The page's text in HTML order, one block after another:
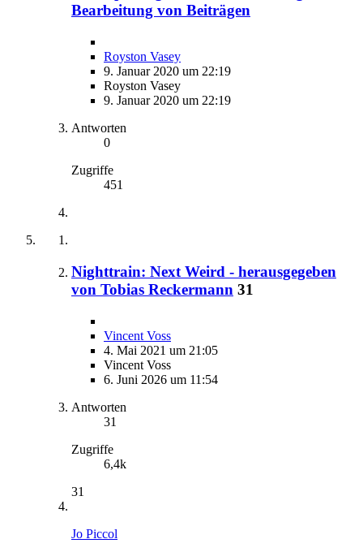
Bearbeitung von Beiträgen
Royston Vasey
9. Januar 2020 um 22:19
Royston Vasey
9. Januar 2020 um 22:19
Antworten
0
Zugriffe
451
Nighttrain: Next Weird - herausgegeben
von Tobias Reckermann 31
Vincent Voss
4. Mai 2021 um 21:05
Vincent Voss
6. Juni 2026 um 11:54
Antworten
31
Zugriffe
6,4k
31
Jo Piccol